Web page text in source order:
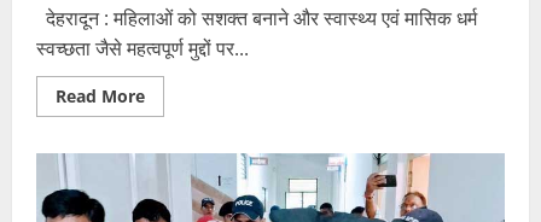
देहरादून : महिलाओं को सशक्त बनाने और स्वास्थ्य एवं मासिक धर्म
स्वच्छता जैसे महत्वपूर्ण मुद्दों पर...
Read MoreRead
more
के
सहयोग